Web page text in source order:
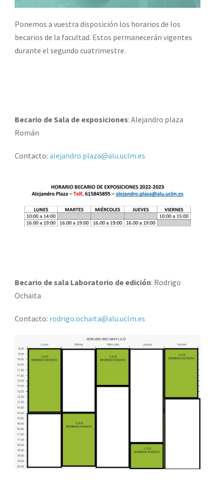
Ponemos a vuestra disposición los horarios de los
becarios de la facultad. Estos permanecerán vigentes
durante el segundo cuatrimestre.
Becario de Sala de exposiciones: Alejandro plaza
Román
Contacto:alejandro.plaza@alu.uclm.es
Becario de sala Laboratorio de edición: Rodrigo
Ochaita
Contacto: rodrigo.ochaita@alu.uclm.es